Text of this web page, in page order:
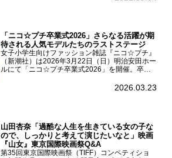
「ニコ☆プチ卒業式2026」さらなる活躍が期
待される人気モデルたちのラストステージ
女子小学生向けファッション雑誌『ニコ☆プチ』
（新潮社）は2026年3月22日（日）明治安田ホー
ルにて「ニコ☆プチ卒業式2026」を開催。卒業
ん、末永ひなた、高梨琴乃、土井ありさ、藤田蒼
2026.03.23
山田杏奈「過酷な人生を生きている女の子な
ので、しっかりと考えて演じたいなと」映画
『山女』東京国際映画祭Q&A
第35回東京国際映画祭（TIFF）コンペティショ